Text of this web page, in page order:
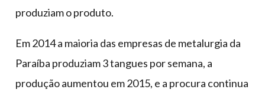
produziam o produto.
Em 2014 a maioria das empresas de metalurgia da
Paraíba produziam 3 tangues por semana, a
produção aumentou em 2015, e a procura continua